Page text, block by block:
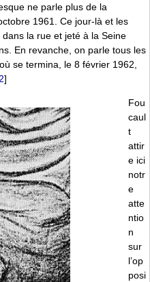
ne parle plus de la
1961. Ce jour-là et les
la rue et jeté à la Seine
En revanche, on parle tous les
se termina, le 8 février 1962,
2]
Fou
caul
t
attir
e ici
notr
e
atte
ntio
n
sur
l’op
posi